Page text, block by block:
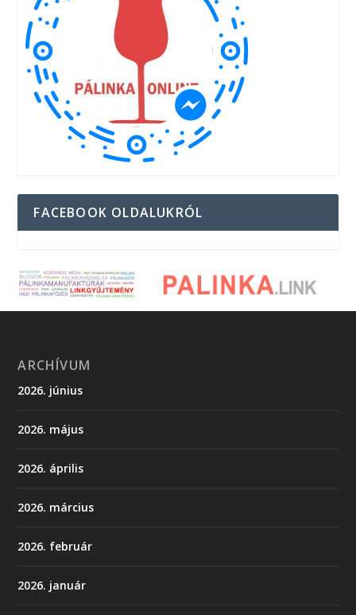
FACEBOOK OLDALUKRÓL
ARCHÍVUM
2026. június
2026. május
2026. április
2026. március
2026. február
2026. január